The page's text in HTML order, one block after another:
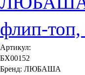
Артикул:
БХ00152
Бренд: ЛЮБАША